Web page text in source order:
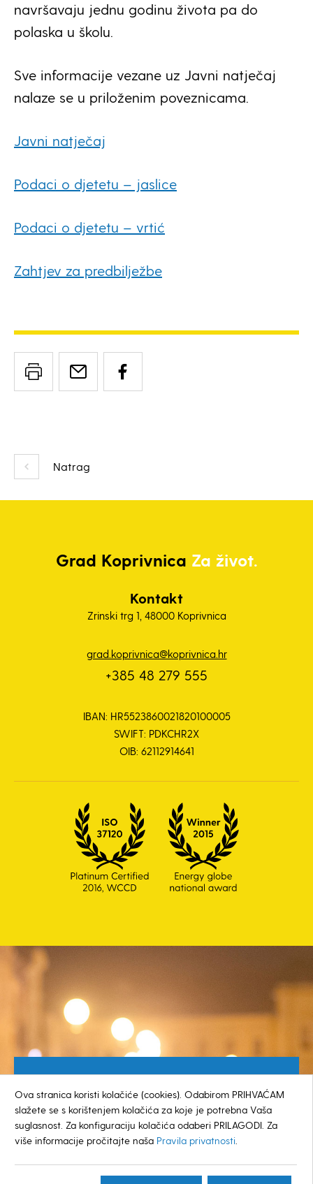
Natrag
navršavaju jednu godinu života pa do
polaska u školu.
Sve informacije vezane uz Javni natječaj
nalaze se u priloženim poveznicama.
Javni natječaj
Podaci o djetetu – jaslice
Podaci o djetetu – vrtić
Zahtjev za predbilježbe
Grad Koprivnica Za život.
Kontakt
Zrinski trg 1, 48000 Koprivnica
grad.koprivnica@koprivnica.hr
+385 48 279 555
IBAN: HR5523860021820100005
SWIFT: PDKCHR2X
OIB: 62112914641
0800 385 048
© GRAD KOPRIVNICA
Ova stranica koristi kolačiće (cookies). Odabirom PRIHVAĆAM
slažete se s korištenjem kolačića za koje je potrebna Vaša
suglasnost. Za konfiguraciju kolačića odaberi PRILAGODI. Za
više informacije pročitajte naša Pravila privatnosti